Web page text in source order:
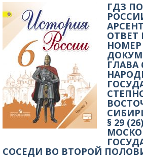
ГДЗ
ОТВЕТ
НОМЕР
ГЛАВА
§ 29
СОСЕДИ ВО ВТОРОЙ